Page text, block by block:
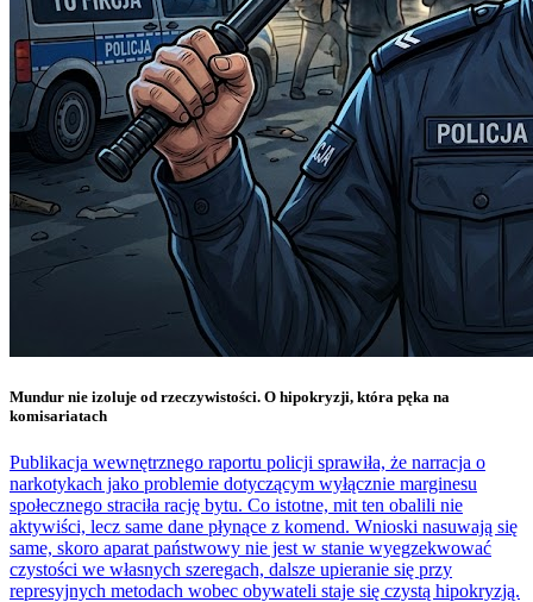
Mundur nie izoluje od rzeczywistości. O hipokryzji, która pęka na
komisariatach
Publikacja wewnętrznego raportu policji sprawiła, że narracja o
narkotykach jako problemie dotyczącym wyłącznie marginesu
społecznego straciła rację bytu. Co istotne, mit ten obalili nie
aktywiści, lecz same dane płynące z komend. Wnioski nasuwają się
same, skoro aparat państwowy nie jest w stanie wyegzekwować
czystości we własnych szeregach, dalsze upieranie się przy
represyjnych metodach wobec obywateli staje się czystą hipokryzją.